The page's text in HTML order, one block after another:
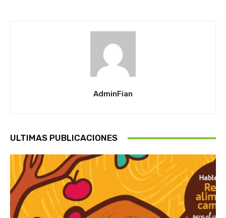
AdminFian
ULTIMAS PUBLICACIONES